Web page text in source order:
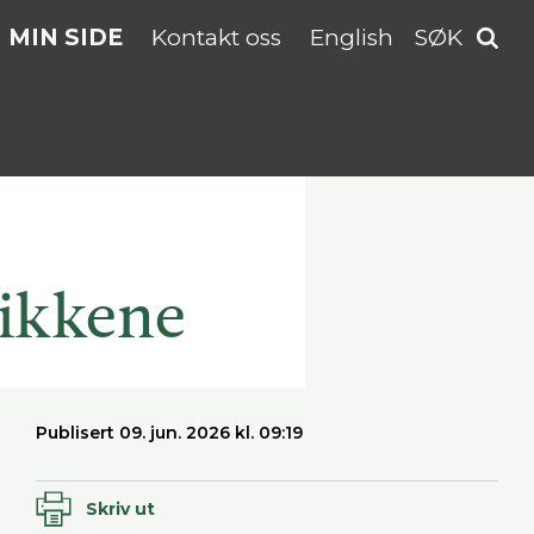
MIN SIDE Kontakt oss English SØK
Publisert 09. jun. 2026 kl. 09:19
Skriv ut